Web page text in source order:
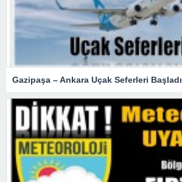
Gazipaşa – Ankara Uçak Seferleri Başladı